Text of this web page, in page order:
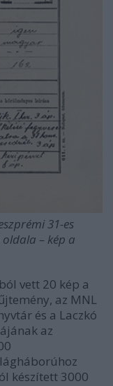
31-es
– kép a
vett 20 kép a
az MNL
és a Laczkó
az
készített 3000